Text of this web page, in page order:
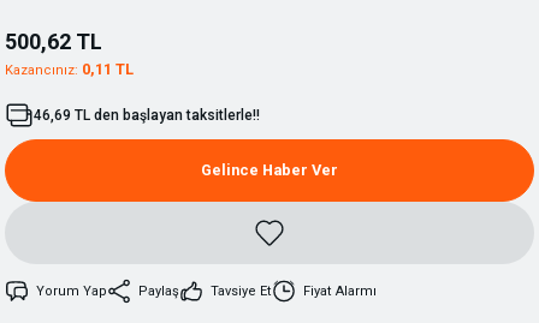
500,62 TL
Kazancınız: 0,11 TL
46,69 TL den başlayan taksitlerle!!
Gelince Haber Ver
Yorum Yap Paylaş Tavsiye Et Fiyat Alarmı